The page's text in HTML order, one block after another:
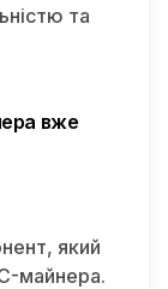
та
вже
який
майнера.